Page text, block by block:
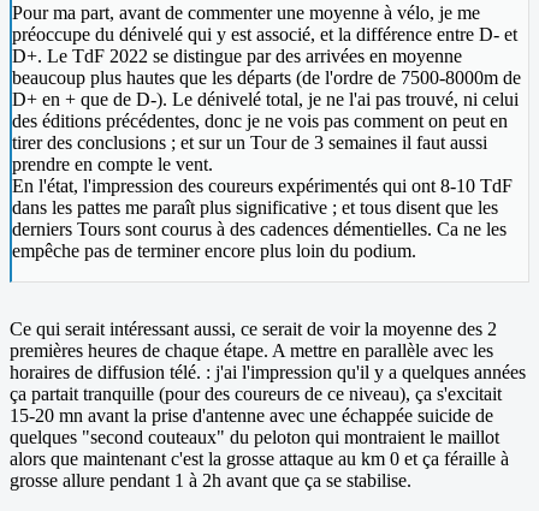
Pour ma part, avant de commenter une moyenne à vélo, je me
préoccupe du dénivelé qui y est associé, et la différence entre D- et
D+. Le TdF 2022 se distingue par des arrivées en moyenne
beaucoup plus hautes que les départs (de l'ordre de 7500-8000m de
D+ en + que de D-). Le dénivelé total, je ne l'ai pas trouvé, ni celui
des éditions précédentes, donc je ne vois pas comment on peut en
tirer des conclusions ; et sur un Tour de 3 semaines il faut aussi
prendre en compte le vent.
En l'état, l'impression des coureurs expérimentés qui ont 8-10 TdF
dans les pattes me paraît plus significative ; et tous disent que les
derniers Tours sont courus à des cadences démentielles. Ca ne les
empêche pas de terminer encore plus loin du podium.
Ce qui serait intéressant aussi, ce serait de voir la moyenne des 2
premières heures de chaque étape. A mettre en parallèle avec les
horaires de diffusion télé. : j'ai l'impression qu'il y a quelques années
ça partait tranquille (pour des coureurs de ce niveau), ça s'excitait
15-20 mn avant la prise d'antenne avec une échappée suicide de
quelques "second couteaux" du peloton qui montraient le maillot
alors que maintenant c'est la grosse attaque au km 0 et ça féraille à
grosse allure pendant 1 à 2h avant que ça se stabilise.